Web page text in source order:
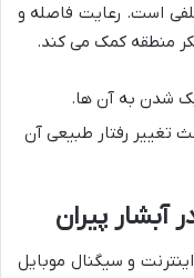
است. رعایت فاصله و
منطقه کمک می کند.
شدن به آن ها.
تغییر رفتار طبیعی آن
آبشار پیران
و سیگنال موبایل